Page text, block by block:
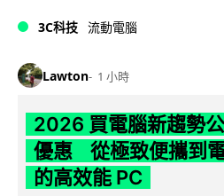
3C科技 流動電腦
Lawton 1 小時
2026 買電腦新趨勢
優惠 從極致便攜到
的高效能 PC